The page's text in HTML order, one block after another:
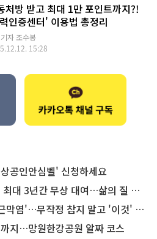
처방 받고 최대 1만 포인트까지?!
인증센터' 이용법 총정리
자 조수봉
15:28
공인안심벨' 신청하세요
3년간 무상 대여…삶의 질 높인다
'…무작정 참지 말고 '이것' 해보세요!
지…망원한강공원 알짜 코스